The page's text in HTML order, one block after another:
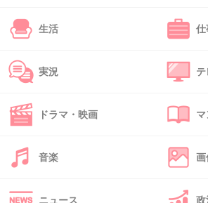
ヌードといいつつグラビアと変
どだけど、
これはマジで脱いでるな・・・
26. 匿名
需要なし！
生活 仕
実況 テ
ドラマ・映画
音楽 画
ニュース 政